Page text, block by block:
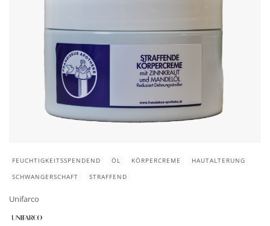
FEUCHTIGKEITSSPENDEND ÖL KÖRPERCREME
HAUTALTERUNG
SCHWANGERSCHAFT
STRAFFEND
Unifarco